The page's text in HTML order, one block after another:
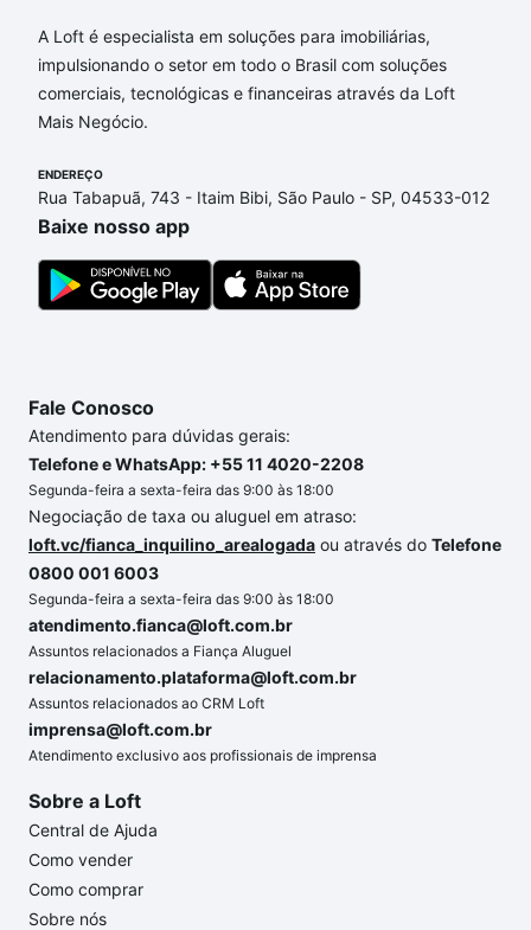
Aqui na Loft temos a oferta ideal para você, com
Apartamentos com 3 banheiros à venda em Jardim
Aeronave de Viracopos, Campinas, SP que custam a
partir de R$ 0 e com nossas opções de
adequar ao seu orçamento. Se ainda tem alguma
dúvida dos custos envolvidos no processo de
compra, veja em nosso portal
um apartamento e conte com a gente para comprar
o imóvel dos seus sonhos com segurança e
A Loft é especialista em soluções para imobiliárias,
impulsionando o setor em todo o Brasil com soluções
comerciais, tecnológicas e financeiras através da Loft
Mais Negócio.
ENDEREÇO
Rua Tabapuã, 743 - Itaim Bibi, São Paulo - SP, 04533-012
Baixe nosso app
Fale Conosco
Atendimento para dúvidas gerais:
Telefone e WhatsApp: +55 11 4020-2208
Segunda-feira a sexta-feira das 9:00 às 18:00
Negociação de taxa ou aluguel em atraso:
loft.vc/fianca_inquilino_arealogada ou através do Telefone
0800 001 6003
Segunda-feira a sexta-feira das 9:00 às 18:00
atendimento.fianca@loft.com.br
Assuntos relacionados a Fiança Aluguel
relacionamento.plataforma@loft.com.br
Assuntos relacionados ao CRM Loft
imprensa@loft.com.br
Atendimento exclusivo aos profissionais de imprensa
Sobre a Loft
Central de Ajuda
Como vender
Como comprar
Sobre nós